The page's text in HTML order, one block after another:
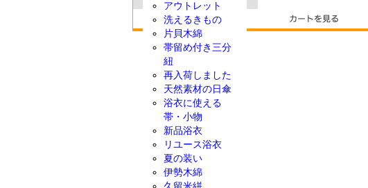
アウトレット
洗えるきもの
片貝木綿
帯留め付き三分
紐
再入荷しました
天然素材の日傘
浴衣に使える
帯・小物
新品浴衣
リユース浴衣
夏の装い
伊勢木綿